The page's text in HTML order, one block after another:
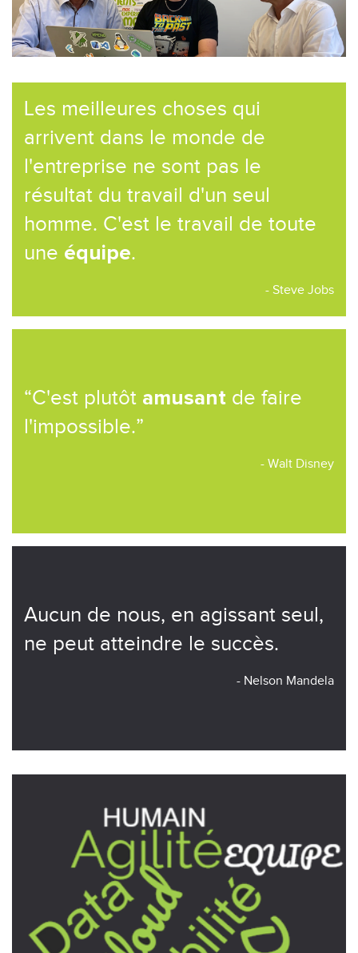
Les meilleures choses qui
arrivent dans le monde de
l'entreprise ne sont pas le
résultat du travail d'un seul
homme. C'est le travail de toute
une équipe.
- Steve Jobs
“C'est plutôt amusant de faire
l'impossible.”
- Walt Disney
Aucun de nous, en agissant seul,
ne peut atteindre le succès.
- Nelson Mandela